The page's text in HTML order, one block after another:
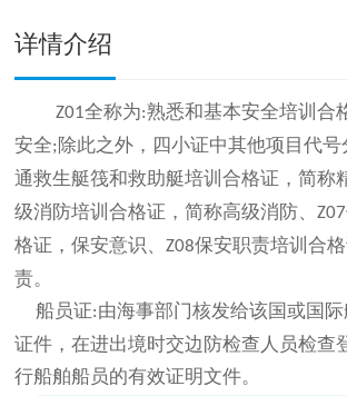
详情介绍
Z01全称为:熟悉和基本安全培训合
安全;除此之外，四小证中其他项目代号
通救生艇筏和救助艇培训合格证，简称
级消防培训合格证，简称高级消防、Z07
格证，保安意识、Z08保安职责培训合
责。
船员证:由海事部门核发给该国或国
证件，在进出境时交边防检查人员检查
行船舶船员的有效证明文件。